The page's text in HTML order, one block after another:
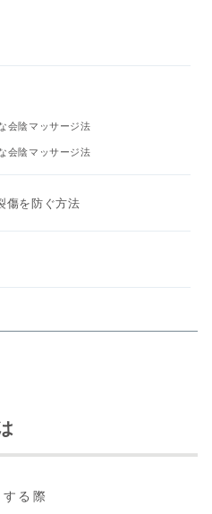
会陰マッサージ法
会陰マッサージ法
傷を防ぐ方法
る際